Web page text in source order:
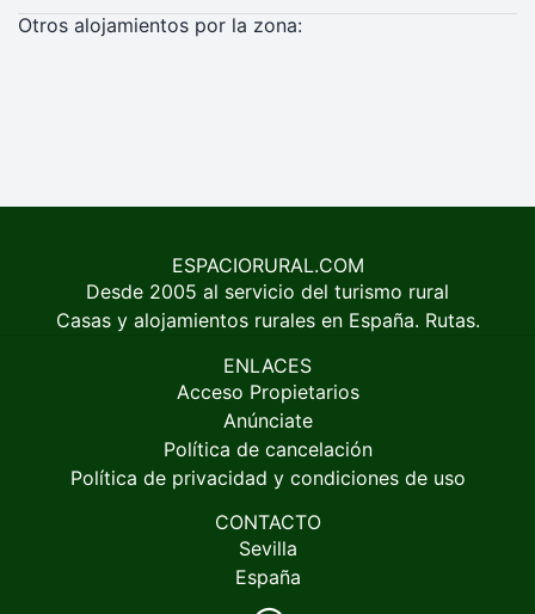
Otros alojamientos por la zona:
ESPACIORURAL.COM
Desde 2005 al servicio del turismo rural
Casas y alojamientos rurales en España. Rutas.
ENLACES
Acceso Propietarios
Anúnciate
Política de cancelación
Política de privacidad y condiciones de uso
CONTACTO
Sevilla
España